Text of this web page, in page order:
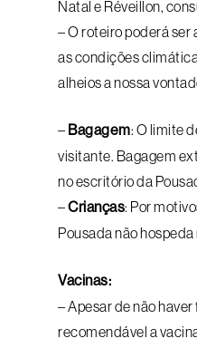
Natal e Réveillon,
– O roteiro poderá
as condições
alheios a nossa
– Bagagem: O limite
visitante. Bagagem
no escritório da
–Crianças: Por
Pousada não hospeda
Vacinas:
– Apesar de não
recomendável a